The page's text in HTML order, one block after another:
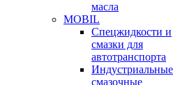
масла
MOBIL
Cпецжидкости и
смазки для
автотранспорта
Индустриальные
смазочные